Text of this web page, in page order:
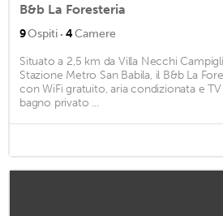
B&b La Foresteria
9Ospiti · 4Camere
Situato a 2,5 km da Villa Necchi
Stazione Metro San Babila, il B&b La
con WiFi gratuito, aria condizionata e
bagno privato ...